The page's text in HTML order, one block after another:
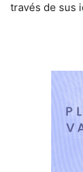
través de sus